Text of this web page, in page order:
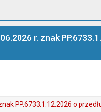
r. znak
PP.6733.1.12.2026 o